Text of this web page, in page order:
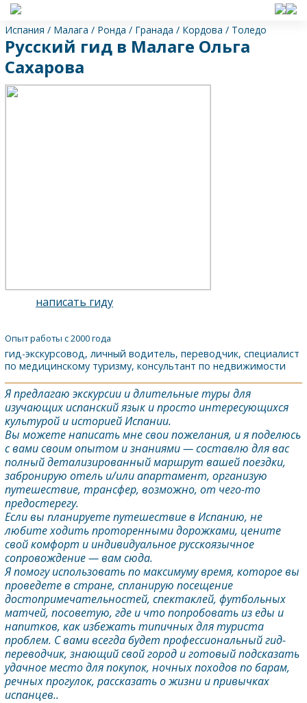
Испания / Малага / Ронда / Гранада / Кордова / Толедо
Русский гид в Малаге Ольга
Сахарова
написать гиду
Опыт работы с 2000 года
гид-экскурсовод, личный водитель, переводчик, специалист
по медицинскому туризму, консультант по недвижимости
Я предлагаю экскурсии и длительные туры для
изучающих испанский язык и просто интересующихся
культурой и историей Испании.
Вы можете написать мне свои пожелания, и я поделюсь
с вами своим опытом и знаниями — составлю для вас
полный детализированный маршрут вашей поездки,
забронирую отель и/или апартамент, организую
путешествие, трансфер, возможно, от чего-то
предостерегу.
Если вы планируете путешествие в Испанию, не
любите ходить проторенными дорожками, цените
свой комфорт и индивидуальное русскоязычное
сопровождение — вам сюда.
Я помогу использовать по максимуму время, которое вы
проведете в стране, спланирую посещение
достопримечательностей, спектаклей, футбольных
матчей, посоветую, где и что попробовать из еды и
напитков, как избежать типичных для туриста
проблем. С вами всегда будет профессиональный гид-
переводчик, знающий свой город и готовый подсказать
удачное место для покупок, ночных походов по барам,
речных прогулок, рассказать о жизни и привычках
испанцев..